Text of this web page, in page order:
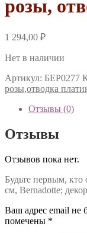
розы,
1 294,00 ₽
Нет в наличии
Артикул: БЕР0277
розы,отводка
Отзывы (0)
Отзывы
Отзывов пока нет.
Будьте первым, кто
см, Bernadotte;
Ваш адрес email не
помечены *